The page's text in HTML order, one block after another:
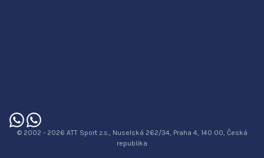
© 2002 - 2026 ATT Sport z.s., Nuselská 262/34, Praha 4, 140 00, Česká
republika